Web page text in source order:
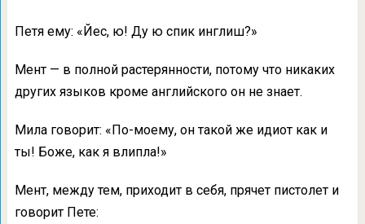
Петя ему: «Йес, ю! Ду ю спик инглиш?»
Мент — в полной растерянности, потому что никаких
других языков кроме английского он не знает.
Мила говорит: «По-моему, он такой же идиот как и
ты! Боже, как я влипла!»
Мент, между тем, приходит в себя, прячет пистолет и
говорит Пете: